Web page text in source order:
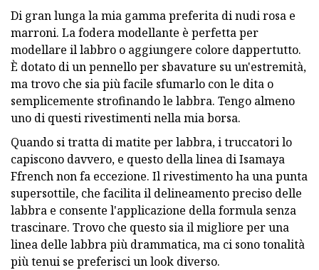
Di gran lunga la mia gamma preferita di nudi rosa e
marroni. La fodera modellante è perfetta per
modellare il labbro o aggiungere colore dappertutto.
È dotato di un pennello per sbavature su un'estremità,
ma trovo che sia più facile sfumarlo con le dita o
semplicemente strofinando le labbra. Tengo almeno
uno di questi rivestimenti nella mia borsa.
Quando si tratta di matite per labbra, i truccatori lo
capiscono davvero, e questo della linea di Isamaya
Ffrench non fa eccezione. Il rivestimento ha una punta
supersottile, che facilita il delineamento preciso delle
labbra e consente l'applicazione della formula senza
trascinare. Trovo che questo sia il migliore per una
linea delle labbra più drammatica, ma ci sono tonalità
più tenui se preferisci un look diverso.